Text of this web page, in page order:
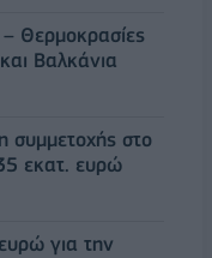
Θερμοκρασίες
Βαλκάνια
συμμετοχής στο
εκατ. ευρώ
για την